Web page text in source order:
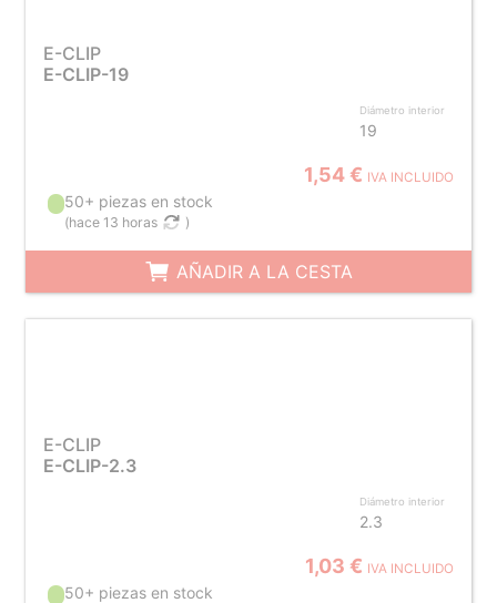
E-CLIP
E-CLIP-19
Diámetro interior
19
1,54 € IVA INCLUIDO
50+ piezas en stock
(hace 13 horas )
AÑADIR A LA CESTA
E-CLIP
E-CLIP-2.3
Diámetro interior
2.3
1,03 € IVA INCLUIDO
50+ piezas en stock